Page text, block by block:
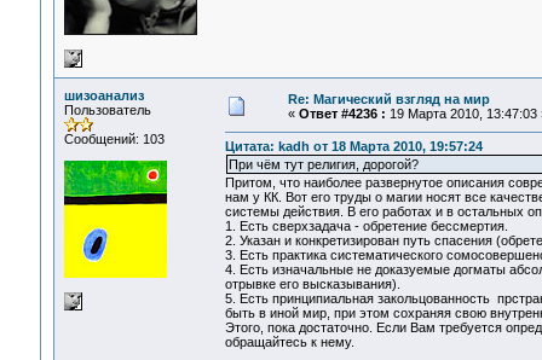
шизоанализ
Пользователь
Сообщений: 103
Re: Магический взгляд на мир
« Ответ #4236 : 19 Марта 2010, 13:47:03
Цитата: kadh от 18 Марта 2010, 19:57:24
При чём тут религия, дорогой?
Притом, что наиболее развернутое описания
нам у КК. Вот его труды о магии носят все
системы действия. В его работах и в остальных
1. Есть сверхзадача - обретение бессмертия.
2. Указан и конкретизирован путь спасения
3. Есть практика систематического
4. Есть изначальные не доказуемые догматы
отрывке его высказывания).
5. Есть принципиальная закольцованность
быть в иной мир, при этом сохраняя свою
Этого, пока достаточно. Если Вам требуется
обращайтесь к нему.